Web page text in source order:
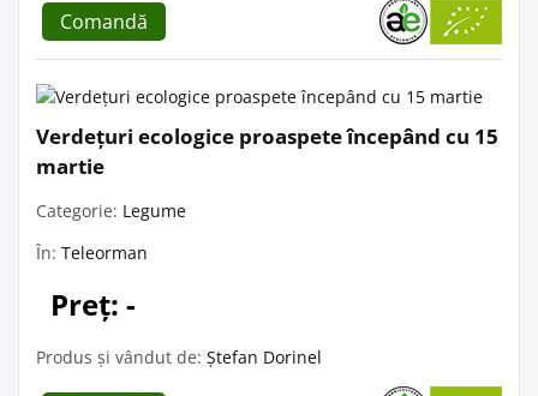
Comandă
Verdețuri ecologice proaspete începând cu 15
martie
Categorie: Legume
În: Teleorman
Preț: -
Produs și vândut de: Ștefan Dorinel